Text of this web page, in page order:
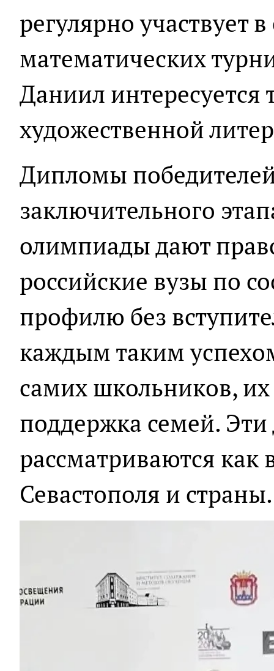
регулярно участвует
математических
Даниил
художественной
Дипломы
заключительного
олимпиады дают
российские вузы по
профилю без
каждым таким
самих школьников, их
поддержка семей.
рассматриваются
Севастополя и страны.